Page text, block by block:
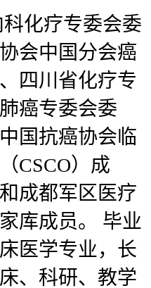
化疗专委会委
会中国分会癌
四川省化疗专
癌专委会委
国抗癌协会临
CSCO）成
成都军区医疗
库成员。 毕业
医学专业，长
、科研、教学